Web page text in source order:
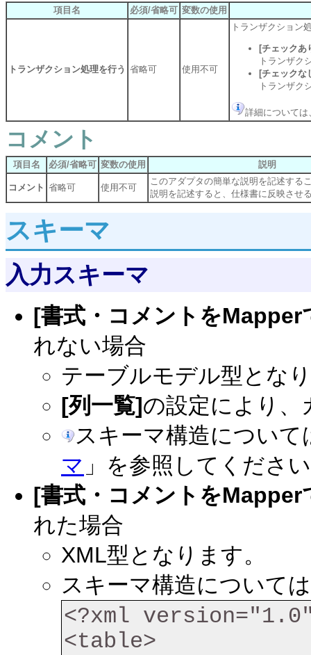
項目名 必須/省略可 変数の使用
トランザクション処理を行う 省略可 使用不可
トランザクション
[チェックあ
トランザク
[チェックな
トランザク
詳細については
コメント
項目名 必須/省略可 変数の使用 説明
コメント 省略可 使用不可
このアダプタの簡単な説明を記述する
説明を記述すると、仕様書に反映させ
スキーマ
入力スキーマ
[書式・コメントをMapper
れない場合
テーブルモデル型とな
[列一覧]の設定により、
スキーマ構造について
マ 」を参照してくださ
[書式・コメントをMapper
れた場合
XML型となります。
スキーマ構造について
<?xml
<table>